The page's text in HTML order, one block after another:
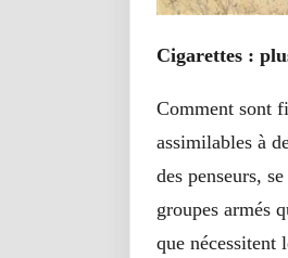
Cigarettes :
Comment sont
assimilables à
des penseurs,
groupes armés
que nécessitent